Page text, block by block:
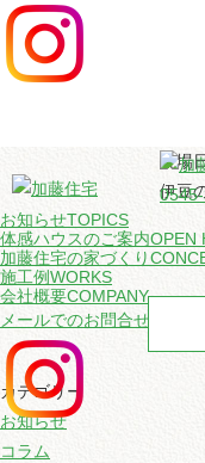
お知らせTOPICS
体感ハウスのご案内OPEN
加藤住宅の家づくり
施工例WORKS
会社概要COMPANY
メールでのお問合せ
現場
伊豆
カテゴリー
お知らせ
コラム